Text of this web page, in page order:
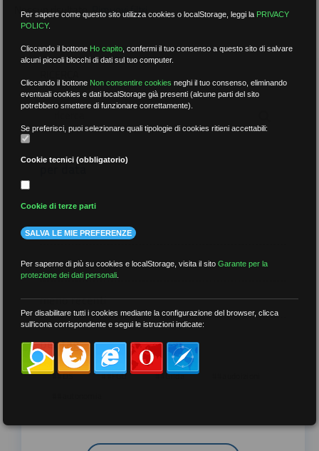
Nessun risultato.Rimuovi filtri
per data
più recenti
meno recenti
per tag
##DS ##FGU ##Gilda
Per sapere come questo sito utilizza cookies o localStorage, leggi la PRIVACY
POLICY.
Cliccando il bottone Ho capito ,confermi il tuo consenso a questo sito di salvare
alcuni piccoli blocchi di dati sul tuo computer.
Cliccando il bottone Non consentire cookies neghi il tuo consenso, eliminando
eventuali cookies e dati localStorage già presenti (alcune parti del sito
potrebbero smettere di funzionare correttamente).
Se preferisci, puoi selezionare quali tipologie di cookies ritieni accettabili:
Cookie tecnici (obbligatorio)
Cookie di terze parti
SALVA LE MIE PREFERENZE
Per saperne di più su cookies e localStorage, visita il sitoGarante per la
protezione dei dati personali
Per disabilitare tutti i cookies mediante la configurazione del browser, clicca
sull'icona corrispondente e segui le istruzioni indicate: